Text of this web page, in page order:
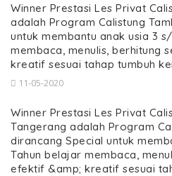
Winner Prestasi Les Privat
adalah Program Calistung
untuk membantu anak usia 3
membaca, menulis, berhitung
kreatif sesuai tahap tumbuh
11-05-2020
Winner Prestasi Les Privat
Tangerang adalah Program
dirancang Special untuk
Tahun belajar membaca,
efektif &amp; kreatif sesuai